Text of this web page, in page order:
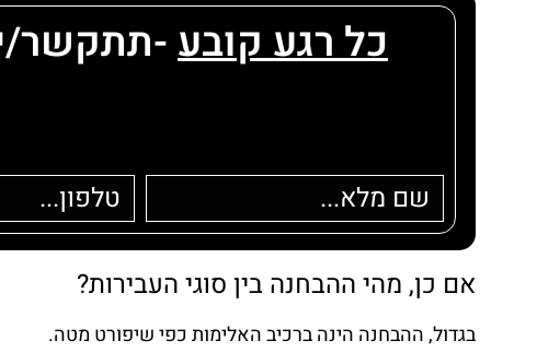
כל רגע קובע
אם כן, מהי ההבחנה בין סוגי העבירות?
בגדול, ההבחנה הינה ברכיב האלימות כפי שיפורט מטה.